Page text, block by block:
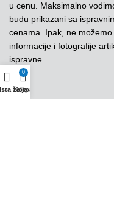
u cenu. Maksimalno
budu prikazani sa
cenama. Ipak, ne
informacije i fotografije
ispravne.
želja
0
Korpa